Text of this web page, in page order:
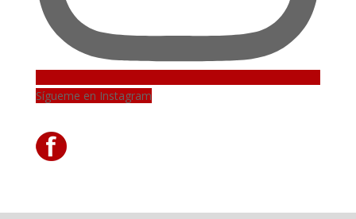
Sígueme en Instagram